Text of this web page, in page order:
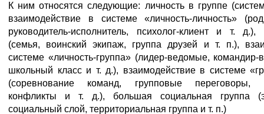
К ним относятся следующие: личность в группе
взаимодействие в системе «личность-личность»
руководитель-исполнитель, психолог-клиент и т.
(семья, воинский экипаж, группа друзей и т. п.),
системе «личность-группа» (лидер-ведомые, командир-
школьный класс и т. д.), взаимодействие в системе
(соревнование команд, групповые переговоры,
конфликты и т. д.), большая социальная группа
социальный слой, территориальная группа и т. п.)